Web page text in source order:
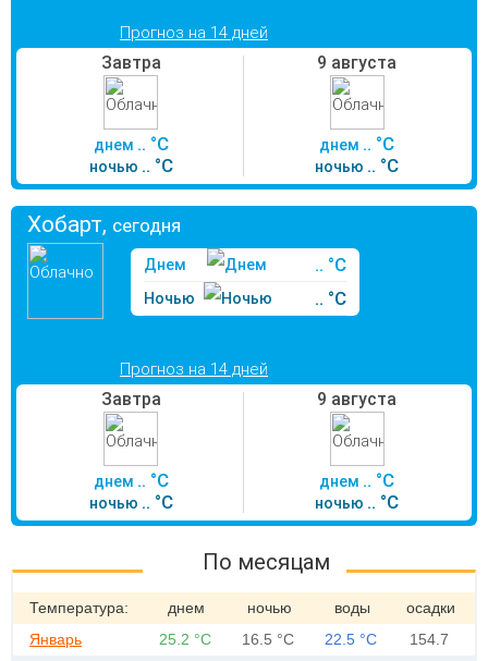
Прогноз на 14 дней
Завтра
днем .. °C
ночью .. °C
9 августа
днем .. °C
ночью .. °C
Хобарт, сегодня
Днем .. °C
Ночью .. °C
Прогноз на 14 дней
Завтра
днем .. °C
ночью .. °C
9 августа
днем .. °C
ночью .. °C
По месяцам
Температура: днем ночью воды
осадки
Январь
25.2 °C 16.5 °C 22.5 °C
154.7